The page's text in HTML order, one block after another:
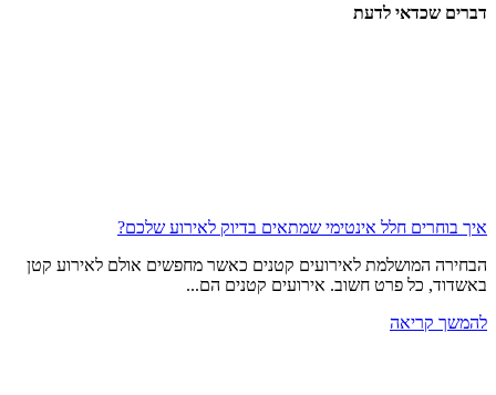
דברים שכדאי לדעת
איך בוחרים חלל אינטימי שמתאים בדיוק לאירוע שלכם?
הבחירה המושלמת לאירועים קטנים כאשר מחפשים אולם לאירוע קטן
באשדוד, כל פרט חשוב. אירועים קטנים הם...
להמשך קריאה